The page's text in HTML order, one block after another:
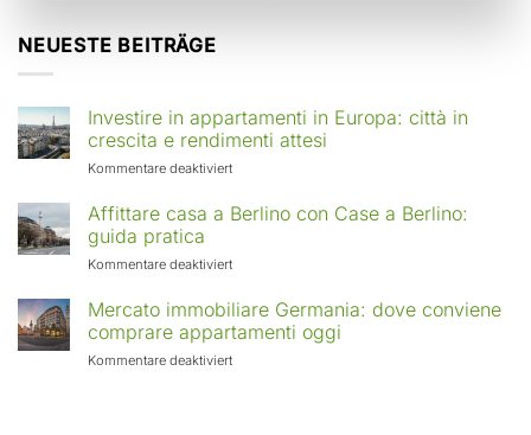
NEUESTE BEITRÄGE
Investire in appartamenti in Europa: città in
crescita e rendimenti attesi
Kommentare deaktiviertfür
in
Europa:
in
crescita
rendimenti
Affittare casa a Berlino con Case a Berlino:
guida pratica
Kommentare deaktiviertfür
casa
a
Berlino
con
Mercato immobiliare Germania: dove conviene
comprare appartamenti oggi
Kommentare deaktiviertfür